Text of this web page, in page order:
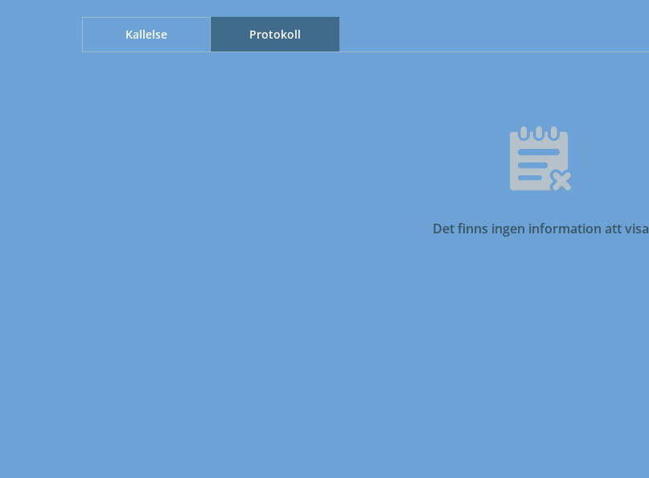
Kallelse Protokoll
Det finns ingen information att visa